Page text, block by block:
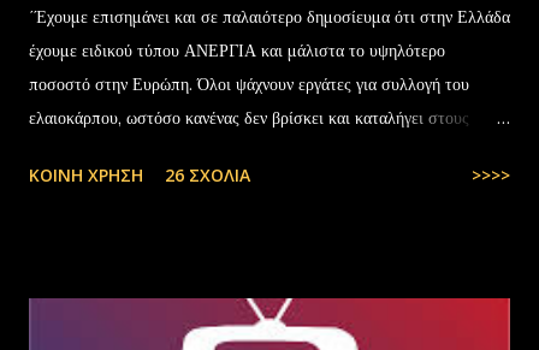
΄Έχουμε επισημάνει και σε παλαιότερο δημοσίευμα ότι στην Ελλάδα
έχουμε ειδικού τύπου ΑΝΕΡΓΙΑ και μάλιστα το υψηλότερο
ποσοστό στην Ευρώπη. Όλοι ψάχνουν εργάτες για συλλογή του
ελαιοκάρπου, ωστόσο κανένας δεν βρίσκει και καταλήγει στους
στην Ελλάδα, πάλι δεν μας φτάνουν. Στην Ελλάδα του 1.000.000
ΚΟΙΝΉ ΧΡΉΣΗ 26 ΣΧΌΛΙΑ >>>>